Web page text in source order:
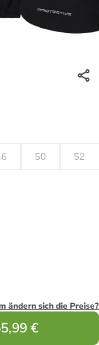
50 52
ändern sich die Preise?
€